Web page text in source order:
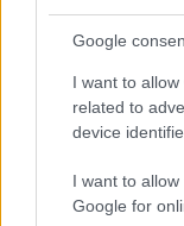
Google
I want to
related to
device
I want to
Google for
17:0805.03.22